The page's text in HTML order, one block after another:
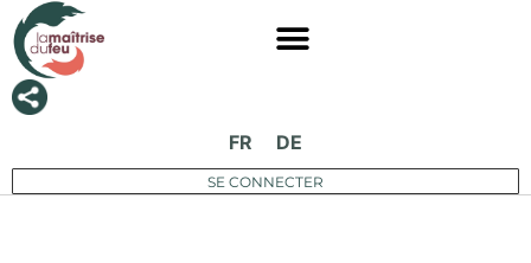
FR DE
SE CONNECTER